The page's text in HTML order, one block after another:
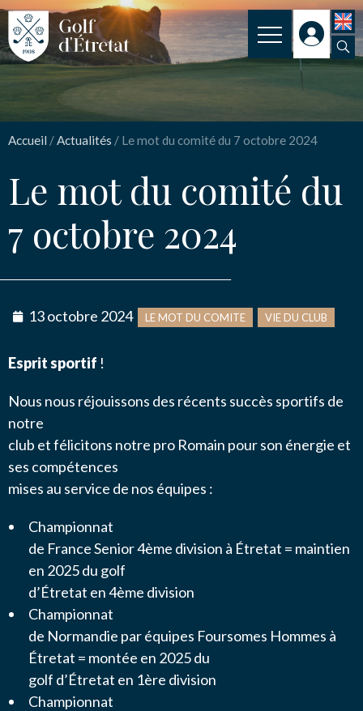
Accueil /Actualités / Le mot du comité du 7 octobre 2024
Le mot du comité du
7 octobre 2024
13 octobre 2024 LE MOT DU COMITE VIE DU CLUB
Esprit sportif !
Nous nous réjouissons des récents succès sportifs de
notre
club et félicitons notre pro Romain pour son énergie et
ses compétences
mises au service de nos équipes :
Championnat
de France Senior 4ème division à Étretat = maintien
en 2025 du golf
d’Étretat en 4ème division
Championnat
de Normandie par équipes Foursomes Hommes à
Étretat = montée en 2025 du
golf d’Étretat en 1ère division
Championnat
CLUB
CLUB HOUSE
PARCOURS
NOS TARIFS
SPORT
ACTUALITÉS
NOS PARTENAIRES
NOUS CONTACTER
INSCRIPTION
Le mot du comité du 7
octobre 2024
Message*
ETRETAT à enregistrer mes données.
ENVOYER MA DEMANDE